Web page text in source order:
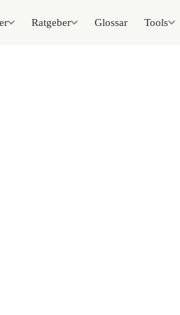
Ratgeber Glossar Tools